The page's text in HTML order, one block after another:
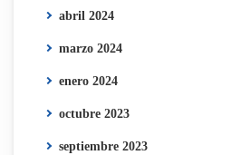
abril 2024
marzo 2024
enero 2024
octubre 2023
septiembre 2023